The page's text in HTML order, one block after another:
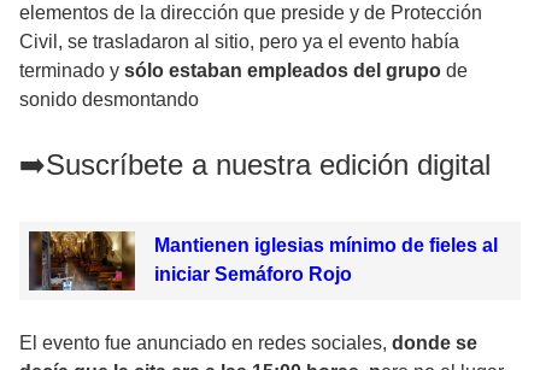
elementos de la dirección que preside y de Protección
Civil, se trasladaron al sitio, pero ya el evento había
terminado y sólo estaban empleados del grupo de
sonido desmontando
➡️Suscríbete a nuestra edición digital
Mantienen iglesias mínimo de fieles al
iniciar Semáforo Rojo
El evento fue anunciado en redes sociales, donde se